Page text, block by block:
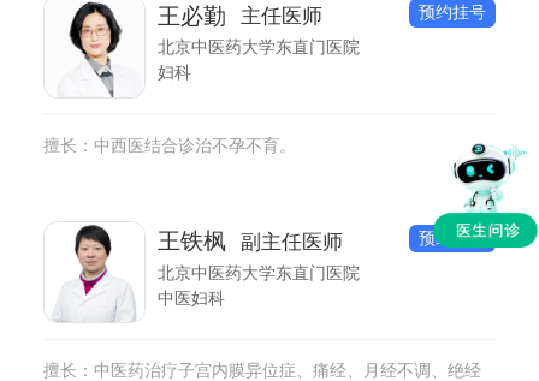
王必勤 主任医师
北京中医药大学东直门医院
妇科
预约挂号
擅长：中西医结合诊治不孕不育。
王铁枫 副主任医师
北京中医药大学东直门医院
中医妇科
预约挂号
擅长：中医药治疗子宫内膜异位症、痛经、月经不调、绝经